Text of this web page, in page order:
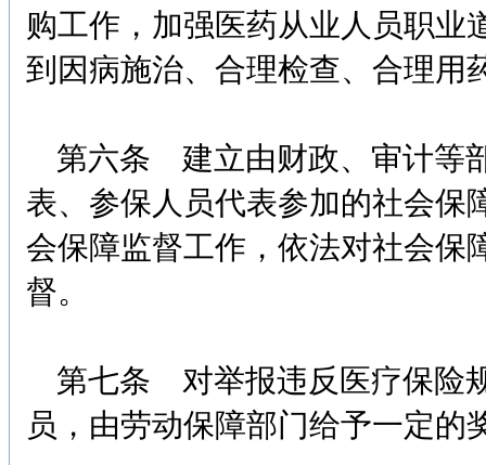
购工作，加强医药从业人员职业
到因病施治、合理检查、合理用
第六条 建立由财政、审计等
表、参保人员代表参加的社会保
会保障监督工作，依法对社会保
督。
第七条 对举报违反医疗保险
员，由劳动保障部门给予一定的